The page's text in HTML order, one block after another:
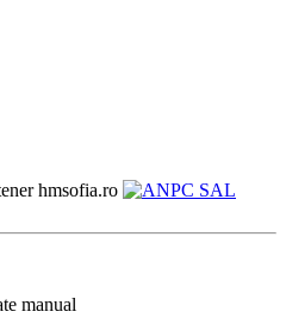
manual